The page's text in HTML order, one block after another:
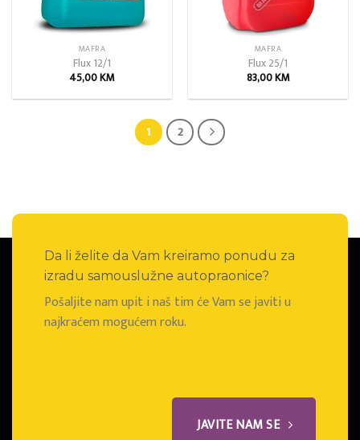
MAFRA
Flux 12/1
45,00KM
MAFRA
Flux 25/1
83,00KM
1 2
Da li želite da Vam kreiramo ponudu za
izradu samouslužne autopraonice?
Pošaljite nam upit i naš tim će Vam se javiti u
najkraćem mogućem roku.
JAVITE NAM SE